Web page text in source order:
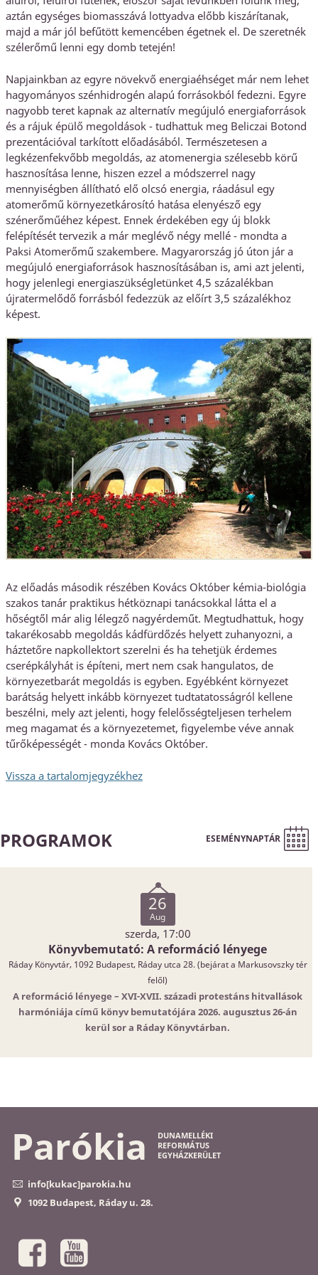
aztán egységes biomasszává lottyadva előbb kiszárítanak,
majd a már jól befűtött kemencében égetnek el. De szeretnék
szélerőmű lenni egy domb tetején!
Napjainkban az egyre növekvő energiaéhséget már nem lehet
hagyományos szénhidrogén alapú forrásokból fedezni. Egyre
nagyobb teret kapnak az alternatív megújuló energiaforrások
és a rájuk épülő megoldások - tudhattuk meg Beliczai Botond
prezentációval tarkított előadásából. Természetesen a
legkézenfekvőbb megoldás, az atomenergia szélesebb körű
hasznosítása lenne, hiszen ezzel a módszerrel nagy
mennyiségben állítható elő olcsó energia, ráadásul egy
atomerőmű környezetkárosító hatása elenyésző egy
szénerőműéhez képest. Ennek érdekében egy új blokk
felépítését tervezik a már meglévő négy mellé - mondta a
Paksi Atomerőmű szakembere. Magyarország jó úton jár a
megújuló energiaforrások hasznosításában is, ami azt jelenti,
hogy jelenlegi energiaszükségletünket 4,5 százalékban
újratermelődő forrásból fedezzük az előírt 3,5 százalékhoz
képest.
Az előadás második részében Kovács Október kémia-biológia
szakos tanár praktikus hétköznapi tanácsokkal látta el a
hőségtől már alig lélegző nagyérdeműt. Megtudhattuk, hogy
takarékosabb megoldás kádfürdőzés helyett zuhanyozni, a
háztetőre napkollektort szerelni és ha tehetjük érdemes
cserépkályhát is építeni, mert nem csak hangulatos, de
környezetbarát megoldás is egyben. Egyébként környezet
barátság helyett inkább környezet tudtatatosságról kellene
beszélni, mely azt jelenti, hogy felelősségteljesen terhelem
meg magamat és a környezetemet, figyelembe véve annak
tűrőképességét - monda Kovács Október.
Vissza a tartalomjegyzékhez
PROGRAMOK ESEMÉNYNAPTÁR
26
Aug
szerda, 17:00
Könyvbemutató: A reformáció lényege
Ráday Könyvtár, 1092 Budapest, Ráday utca 28. (bejárat a Markusovszky tér
felől)
A reformáció lényege – XVI-XVII. századi protestáns hitvallások
harmóniája című könyv bemutatójára 2026. augusztus 26-án
kerül sor a Ráday Könyvtárban.
Parókia
DUNAMELLÉKI
REFORMÁTUS
EGYHÁZKERÜLET
info[kukac]parokia.hu
1092 Budapest, Ráday u. 28.